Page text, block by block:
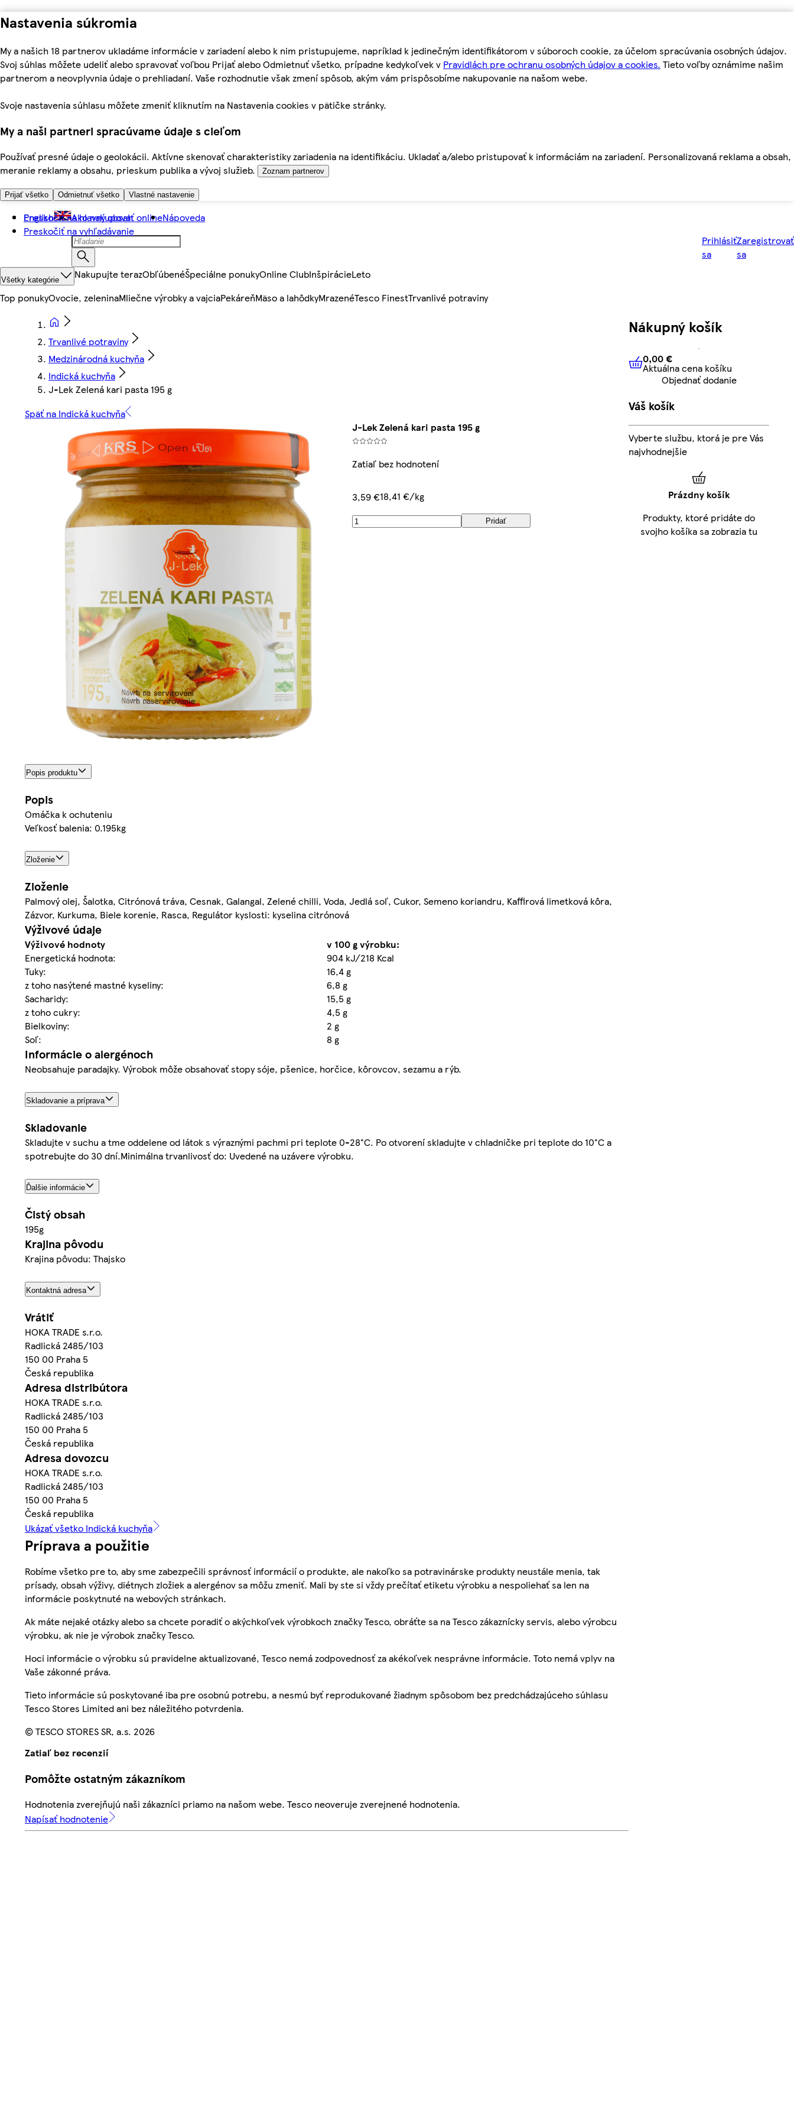
Nastavenia súkromia
My a našich 18 partnerov ukladáme informácie v zariadení alebo k nim pristupujeme, napríklad k jedinečným identifikátorom v súboroch cookie, za účelom spracúvania osobných údajov.
Svoj súhlas môžete udeliť alebo spravovať voľbou Prijať alebo Odmietnuť všetko, prípadne kedykoľvek v Pravidlách pre ochranu osobných údajov a cookies. Tieto voľby oznámime našim
partnerom a neovplyvnia údaje o prehliadaní. Vaše rozhodnutie však zmení spôsob, akým vám prispôsobíme nakupovanie na našom webe.
Svoje nastavenia súhlasu môžete zmeniť kliknutím na Nastavenia cookies v pätičke stránky.
My a naši partneri spracúvame údaje s cieľom
Používať presné údaje o geolokácii. Aktívne skenovať charakteristiky zariadenia na identifikáciu. Ukladať a/alebo pristupovať k informáciám na zariadení. Personalizovaná reklama a obsah,
meranie reklamy a obsahu, prieskum publika a vývoj služieb.
Zoznam partnerov
Prijať všetko Odmietnuť všetko Vlastné nastavenie
Preskočiť na hlavný obsah
Preskočiť na vyhľadávanie
English Ako nakupovať onlineNápoveda
Prihlásiť
sa
Zaregistrovať
sa
Všetky kategórie Nakupujte terazObľúbenéŠpeciálne ponukyOnline ClubInšpirácieLeto
Top ponukyOvocie, zeleninaMliečne výrobky a vajciaPekáreňMäso a lahôdkyMrazenéTesco FinestTrvanlivé potraviny
Trvanlivé potraviny
Medzinárodná kuchyňa
Indická kuchyňa
J-Lek Zelená kari pasta 195 g
Späť na Indická kuchyňa
J-Lek Zelená kari pasta 195 g
Zatiaľ bez hodnotení
3,59 €18,41 €/kg
Pridať
Popis produktu
Popis
Omáčka k ochuteniu
Veľkosť balenia: 0.195kg
Zloženie
Zloženie
Palmový olej, Šalotka, Citrónová tráva, Cesnak, Galangal, Zelené chilli, Voda, Jedlá soľ, Cukor, Semeno koriandru, Kaffirová limetková kôra,
Zázvor, Kurkuma, Biele korenie, Rasca, Regulátor kyslosti: kyselina citrónová
Výživové údaje
Výživové hodnoty
v 100 g výrobku:
Energetická hodnota:
904 kJ/218 Kcal
Tuky:
16,4 g
z toho nasýtené mastné kyseliny:
6,8 g
Sacharidy:
15,5 g
z toho cukry:
4,5 g
Bielkoviny:
2 g
Soľ:
8 g
Informácie o alergénoch
Neobsahuje paradajky. Výrobok môže obsahovať stopy sóje, pšenice, horčice, kôrovcov, sezamu a rýb.
Skladovanie a príprava
Skladovanie
Skladujte v suchu a tme oddelene od látok s výraznými pachmi pri teplote 0-28°C. Po otvorení skladujte v chladničke pri teplote do 10°C a
spotrebujte do 30 dní.Minimálna trvanlivosť do: Uvedené na uzávere výrobku.
Ďalšie informácie
Čistý obsah
195g
Krajina pôvodu
Krajina pôvodu: Thajsko
Kontaktná adresa
Vrátiť
HOKA TRADE s.r.o.
Radlická 2485/103
150 00 Praha 5
Česká republika
Adresa distribútora
HOKA TRADE s.r.o.
Radlická 2485/103
150 00 Praha 5
Česká republika
Adresa dovozcu
HOKA TRADE s.r.o.
Radlická 2485/103
150 00 Praha 5
Česká republika
Ukázať všetko Indická kuchyňa
Príprava a použitie
Robíme všetko pre to, aby sme zabezpečili správnosť informácií o produkte, ale nakoľko sa potravinárske produkty neustále menia, tak
prísady, obsah výživy, diétnych zložiek a alergénov sa môžu zmeniť. Mali by ste si vždy prečítať etiketu výrobku a nespoliehať sa len na
informácie poskytnuté na webových stránkach.
Ak máte nejaké otázky alebo sa chcete poradiť o akýchkoľvek výrobkoch značky Tesco, obráťte sa na Tesco zákaznícky servis, alebo výrobcu
výrobku, ak nie je výrobok značky Tesco.
Hoci informácie o výrobku sú pravidelne aktualizované, Tesco nemá zodpovednosť za akékoľvek nesprávne informácie. Toto nemá vplyv na
Vaše zákonné práva.
Tieto informácie sú poskytované iba pre osobnú potrebu, a nesmú byť reprodukované žiadnym spôsobom bez predchádzajúceho súhlasu
Tesco Stores Limited ani bez náležitého potvrdenia.
© TESCO STORES SR, a.s. 2026
Zatiaľ bez recenzií
Pomôžte ostatným zákazníkom
Hodnotenia zverejňujú naši zákazníci priamo na našom webe. Tesco neoveruje zverejnené hodnotenia.
Napísať hodnotenie
Nákupný košík
0,00 € Aktuálna cena košíku
0,00 €
Aktuálna cena košíku
Objednať dodanie
Váš košík
Vyberte službu, ktorá je pre Vás
najvhodnejšie
Prázdny košík
Produkty, ktoré pridáte do
svojho košíka sa zobrazia tu